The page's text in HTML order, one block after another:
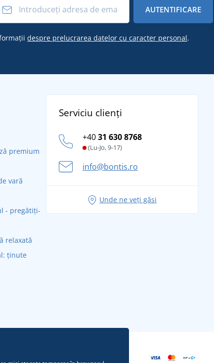
AUTENTIFICARE
despre prelucrarea datelor cu caracter personal.
premium
vară
- pregătiți-
relaxată
ținute
Serviciu clienți
+4031 630 8768
(Lu-Jo, 9-17)
info@bontis.ro
Unde ne veți găsi